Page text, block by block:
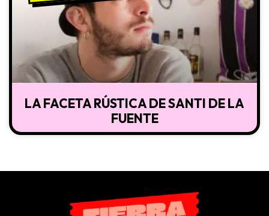
LA FACETA RÚSTICA DE SANTI DE LA
FUENTE